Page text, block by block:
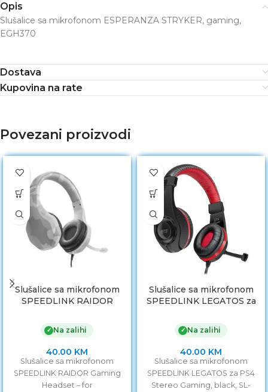
Opis
Slušalice sa mikrofonom ESPERANZA STRYKER, gaming,
EGH370
Dostava
Kupovina na rate
Povezani proizvodi
Slušalice sa mikrofonom
SPEEDLINK RAIDOR
PC/PS5/PS4/Xboxm
SeriesX/S/Switch/OLED/Li
te, white, SL-450303-WE
✓ Na zalihi
40.00 KM
Slušalice sa mikrofonom
SPEEDLINK RAIDOR Gaming
Headset – for
Slušalice sa mikrofonom
SPEEDLINK LEGATOS za
SL-450302-BK
✓ Na zalihi
40.00 KM
Slušalice sa mikrofonom
SPEEDLINK LEGATOS za PS4
Stereo Gaming, black, SL-